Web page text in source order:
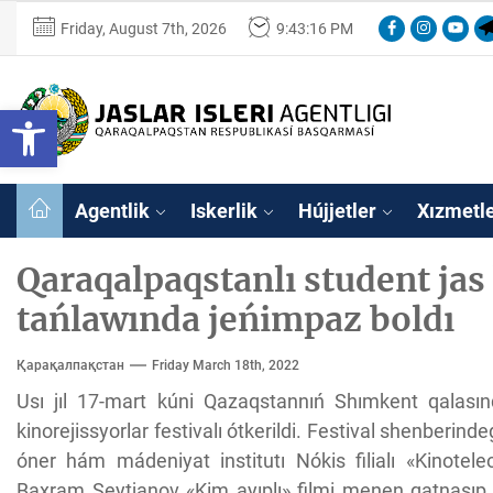
Open toolbar
content
Friday, August 7th, 2026 9:43:17 PM FacebookInstagram
Respublikası
Ózbekstan jaslar
Agentlik Iskerlik Hújjetler
Qaraqalpaqstanlı student
tańlawında jeńimpaz boldı
Қарақалпақстан Friday March 18th, 2022
Usı jıl 17-mart kúni Qazaqstannıń Shımkent
kinorejissyorlar festivalı ótkerildi. Festival
óner hám mádeniyat institutı Nókis filialı